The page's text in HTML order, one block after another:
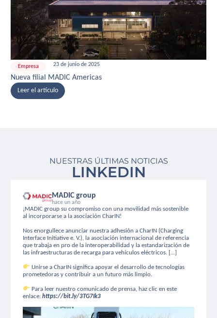
Empresa 23 de junio de 2025
Nueva filial MADIC Americas
Leer el artículo
NUESTRAS ÚLTIMAS NOTICIAS
LINKEDIN
MADIC group
hace un año
¡MADIC group su compromiso con una movilidad más sostenible
al incorporarse a la asociación CharIN!
Nos enorgullece anunciar nuestra adhesión a CharIN (Charging
Interface Initiative e. V.), la asociación internacional de referencia
que trabaja en pro de la interoperabilidad y la estandarización de
las infraestructuras de recarga para vehículos eléctricos. […]
Unirse a CharIN significa apoyar el desarrollo de tecnologías
prometedoras y contribuir a un futuro más limpio.
Para leer nuestro comunicado de prensa, haz clic en este
enlace:https://bit.ly/3TG7Ik3